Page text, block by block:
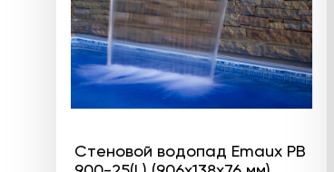
Стеновой водопад Emaux PB